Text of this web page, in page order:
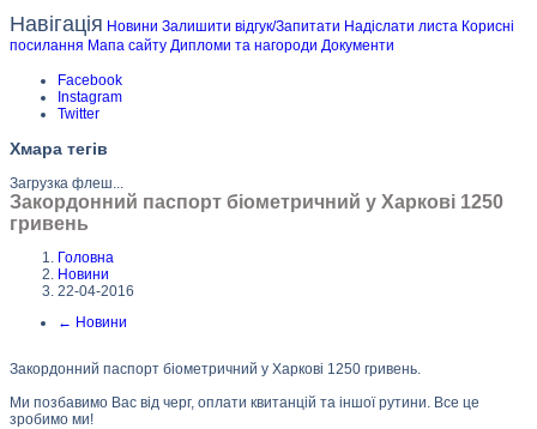
Навігація Новини Залишити відгук/Запитати Надіслати листа Корисні
посилання Мапа сайту Дипломи та нагороди Документи
Facebook
Instagram
Twitter
Хмара тегів
Загрузка флеш...
Закордонний паспорт біометричний у Харкові 1250
гривень
Головна
Новини
22-04-2016
← Новини
Закордонний паспорт біометричний у Харкові 1250 гривень.
Ми позбавимо Вас від черг, оплати квитанцій та іншої рутини. Все це
зробимо ми!